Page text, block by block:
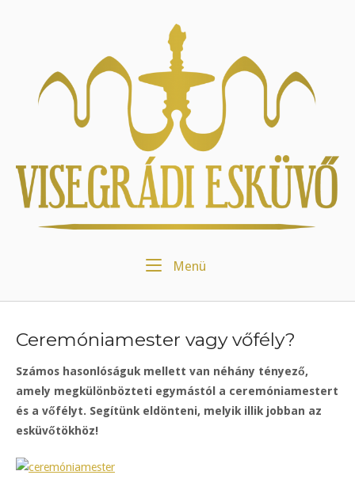
Menü
Ceremóniamester vagy vőfély?
Számos hasonlóságuk mellett van néhány tényező,
amely megkülönbözteti egymástól a ceremóniamestert
és a vőfélyt. Segítünk eldönteni, melyik illik jobban az
esküvőtökhöz!